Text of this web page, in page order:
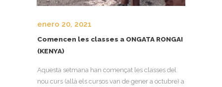
enero 20, 2021
Comencen les classes a ONGATA RONGAI
(KENYA)
Aquesta setmana han començat les classes del
nou curs (allà els cursos van de gener a octubre) a